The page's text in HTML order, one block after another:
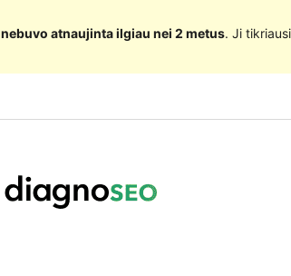
nebuvo atnaujinta ilgiau nei 2 metus. Ji